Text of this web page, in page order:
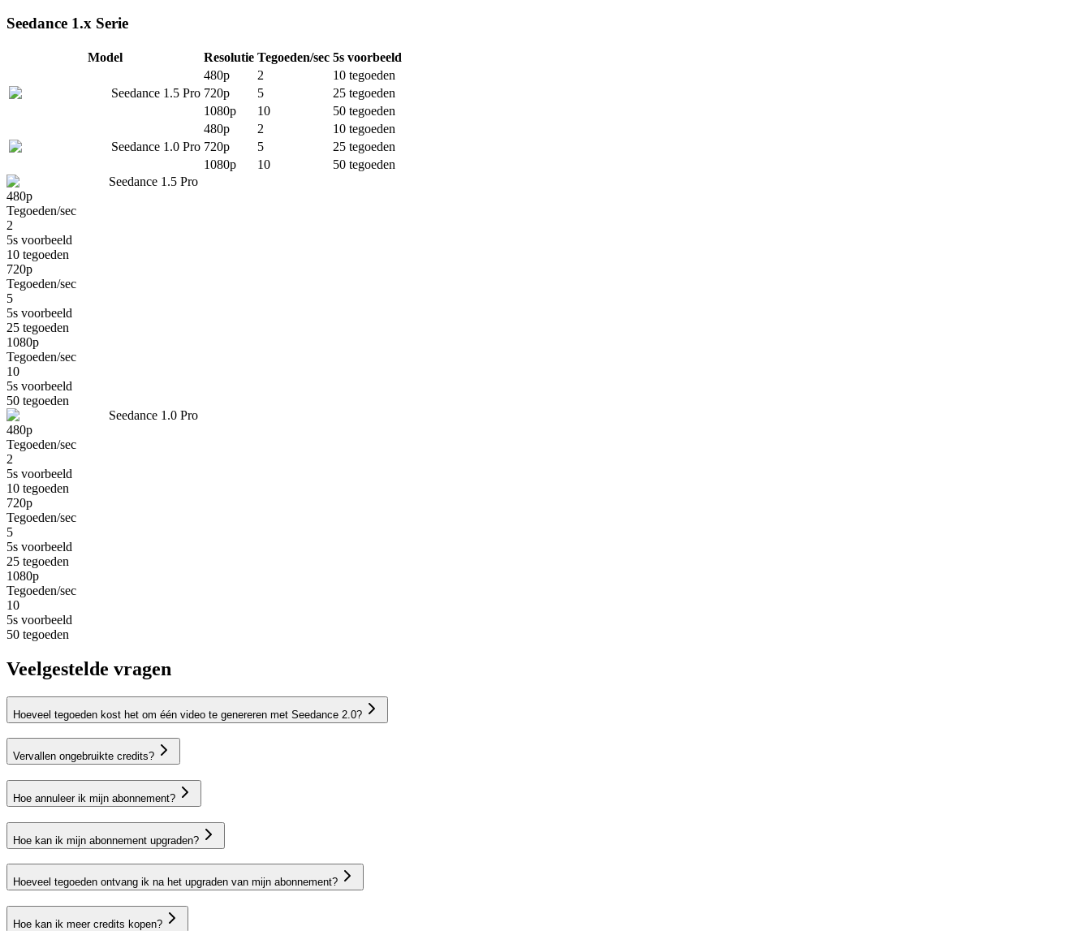
Seedance 1.x Serie
Model Resolutie Tegoeden/sec 5s voorbeeld
Seedance 1.5 Pro
480p 2 10 tegoeden
720p
5 25 tegoeden
1080p
10 50 tegoeden
Seedance 1.0 Pro
480p 2 10 tegoeden
720p
5 25 tegoeden
1080p
10 50 tegoeden
Seedance 1.5 Pro
480p
Tegoeden/sec
2
5s voorbeeld
10 tegoeden
720p
Tegoeden/sec
5
5s voorbeeld
25 tegoeden
1080p
Tegoeden/sec
10
5s voorbeeld
50 tegoeden
Seedance 1.0 Pro
480p
Tegoeden/sec
2
5s voorbeeld
10 tegoeden
720p
Tegoeden/sec
5
5s voorbeeld
25 tegoeden
1080p
Tegoeden/sec
10
5s voorbeeld
50 tegoeden
Veelgestelde vragen
Hoeveel tegoeden kost het om één video te genereren met Seedance 2.0?
Vervallen ongebruikte credits?
Hoe annuleer ik mijn abonnement?
Hoe kan ik mijn abonnement upgraden?
Hoeveel tegoeden ontvang ik na het upgraden van mijn abonnement?
Hoe kan ik meer credits kopen?